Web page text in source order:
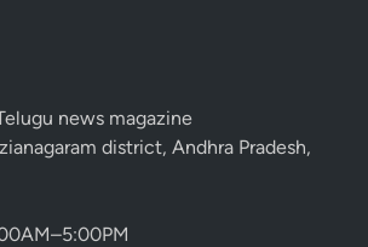
news magazine
district, Andhra Pradesh,